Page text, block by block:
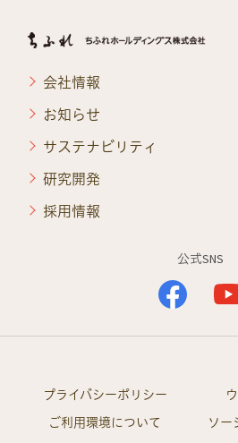
会社情報
お知らせ
サステナビリティ
研究開発
採用情報
公式SNS
プライバシーポリシー
ご利用環境について
ソー